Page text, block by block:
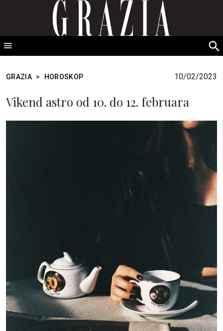
GRAZIA Srbija
GRAZIA > HOROSKOP 10/02/2023
Vikend astro od 10. do 12. februara